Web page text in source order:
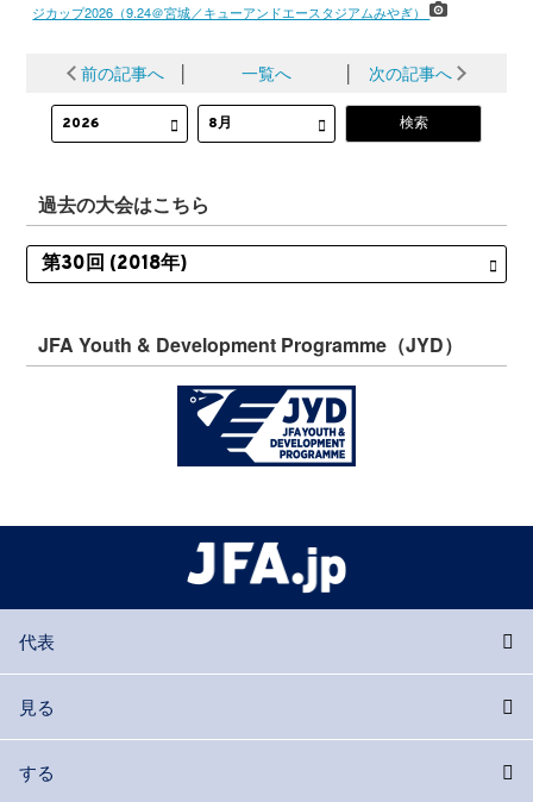
ジカップ2026（9.24＠宮城／キューアンドエースタジアムみやぎ）
前の記事へ │ 一覧へ │ 次の記事へ
過去の大会はこちら
JFA Youth & Development Programme（JYD）
代表
見る
する